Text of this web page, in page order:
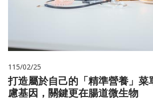
115/02/25
打造屬於自己的「精準營養」菜
慮基因，關鍵更在腸道微生物